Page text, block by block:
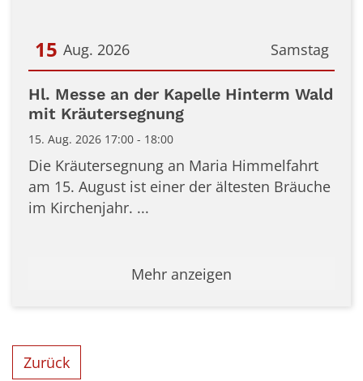
Samstag
15 Aug. 2026
Datum: 15. August 2026
Hl. Messe an der Kapelle Hinterm Wald
mit Kräutersegnung
15. Aug. 2026 17:00 - 18:00
Die Kräutersegnung an Maria Himmelfahrt
am 15. August ist einer der ältesten Bräuche
im Kirchenjahr. ...
Mehr anzeigen
Zurück